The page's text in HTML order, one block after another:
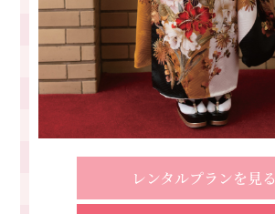
レンタルプランを見る